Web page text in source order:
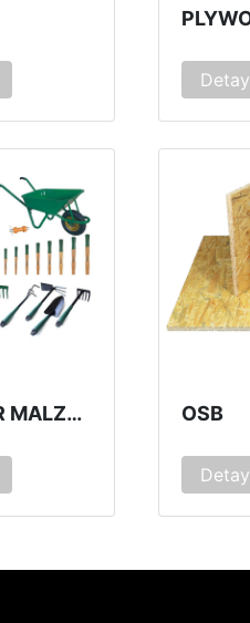
Detay
NALBUR MALZEMELERI OSB
Detay